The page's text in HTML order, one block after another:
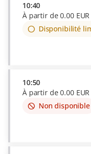
10:40
À partir de0.00 EUR
Disponibilité
10:50
À partir de0.00 EUR
Non disponible